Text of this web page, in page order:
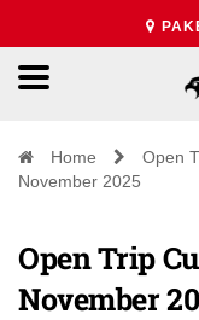
Home Open
November 2025
Open Trip
November